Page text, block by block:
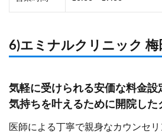
6)エミナルクリニック 梅
気軽に受けられる安価な料金設
気持ちを叶えるために開院した
医師による丁寧で親身なカウンセ